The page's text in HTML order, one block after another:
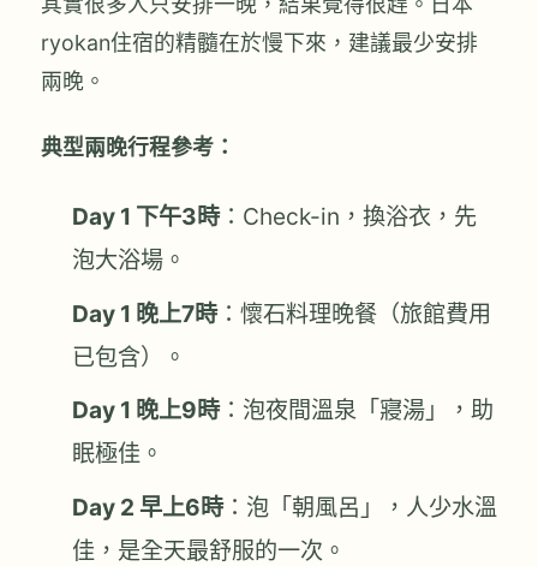
ryokan住宿的精髓在於慢下來，建議最少安排
兩晚。
典型兩晚行程參考：
Day 1 下午3時：Check-in，換浴衣，先
泡大浴場。
Day 1 晚上7時：懷石料理晚餐（旅館費用
已包含）。
Day 1 晚上9時：泡夜間溫泉「寢湯」，助
眠極佳。
Day 2 早上6時：泡「朝風呂」，人少水溫
佳，是全天最舒服的一次。